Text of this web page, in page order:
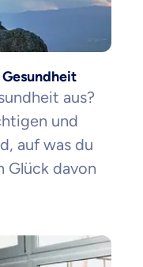
aus?
und
auf was du
Glück davon
meineEinwilligungzur